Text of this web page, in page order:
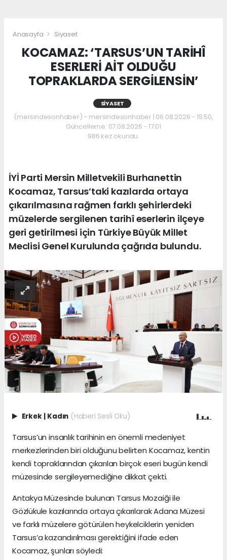
Anasayfa Siyaset
KOCAMAZ: ‘TARSUS’UN TARİHÎ
ESERLERİ AİT OLDUĞU
TOPRAKLARDA SERGİLENSİN’
SIYASET
(mersindesonhaber) - mersindesonhaber | 06.08.2026 - 15:50,
Güncelleme: 07.08.2026 - 17:01
986 kez okundu.
İYİ Parti Mersin Milletvekili Burhanettin
Kocamaz, Tarsus’taki kazılarda ortaya
çıkarılmasına rağmen farklı şehirlerdeki
müzelerde sergilenen tarihî eserlerin ilçeye
geri getirilmesi için Türkiye Büyük Millet
Meclisi Genel Kurulunda çağrıda bulundu.
Erkek | Kadın (Haberi Sesli Oku)
Tarsus’un insanlık tarihinin en önemli medeniyet
merkezlerinden biri olduğunu belirten Kocamaz, kentin
kendi topraklarından çıkarılan birçok eseri bugün kendi
müzesinde sergileyemediğine dikkat çekti.
Antakya Müzesinde bulunan Tarsus Mozaiği ile
Gözlükule kazılarında ortaya çıkarılarak Adana Müzesi
ve farklı müzelere götürülen heykelciklerin yeniden
Tarsus’a kazandırılması gerektiğini ifade eden
Kocamaz, şunları söyledi: